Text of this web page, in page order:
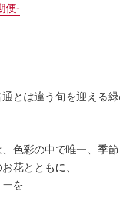
便-
とは違う旬を迎える
色彩の中で唯一、季節
花とともに、
を